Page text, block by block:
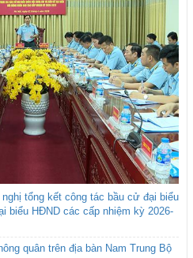
tổng kết công tác bầu cử đại biểu
biểu HĐND các cấp nhiệm kỳ 2026-
quân trên địa bàn Nam Trung Bộ